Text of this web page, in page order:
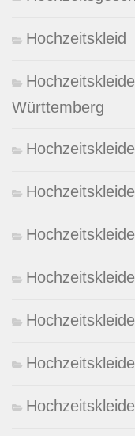
Hochzeitskleid
Württemberg